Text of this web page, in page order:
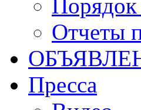
Отчеты
Пресса